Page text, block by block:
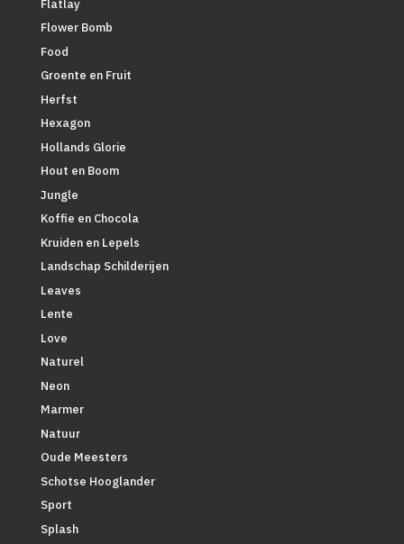
Flatlay
Flower Bomb
Food
Groente en Fruit
Herfst
Hexagon
Hollands Glorie
Hout en Boom
Jungle
Koffie en Chocola
Kruiden en Lepels
Landschap Schilderijen
Leaves
Lente
Love
Naturel
Neon
Marmer
Natuur
Oude Meesters
Schotse Hooglander
Sport
Splash